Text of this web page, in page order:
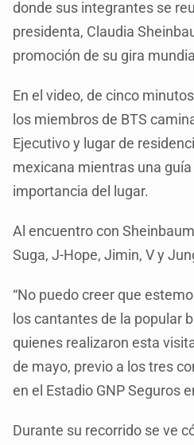
donde sus integrantes se
presidenta, Claudia
promoción de su gira
En el video, de cinco
los miembros de BTS
Ejecutivo y lugar de
mexicana mientras una
importancia del lugar.
Al encuentro con
Suga, J-Hope, Jimin, V y
“No puedo creer que
los cantantes de la popular
quienes realizaron esta
de mayo, previo a los tres
en el Estadio GNP Seguros
Durante su recorrido se ve